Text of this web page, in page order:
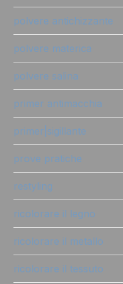
polvere antichizzante
polvere materica
polvere salina
primer antimacchia
primer|sigillante
prove pratiche
restyling
ricolorare il legno
ricolorare il metallo
ricolorare il tessuto